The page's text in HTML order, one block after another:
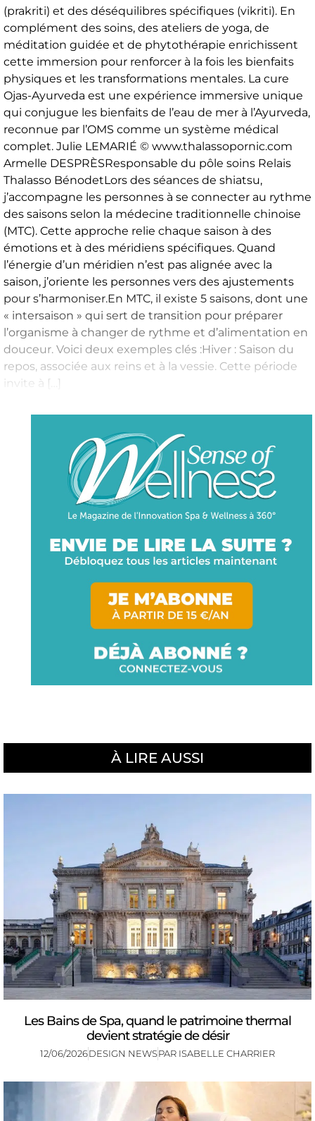
(prakriti) et des déséquilibres spécifiques (vikriti). En
complément des soins, des ateliers de yoga, de
méditation guidée et de phytothérapie enrichissent
cette immersion pour renforcer à la fois les bienfaits
physiques et les transformations mentales. La cure
Ojas-Ayurveda est une expérience immersive unique
qui conjugue les bienfaits de l’eau de mer à l’Ayurveda,
reconnue par l’OMS comme un système médical
complet. Julie LEMARIÉ © www.thalassopornic.com
Armelle DESPRÈSResponsable du pôle soins Relais
Thalasso BénodetLors des séances de shiatsu,
j’accompagne les personnes à se connecter au rythme
des saisons selon la médecine traditionnelle chinoise
(MTC). Cette approche relie chaque saison à des
émotions et à des méridiens spécifiques. Quand
l’énergie d’un méridien n’est pas alignée avec la
saison, j’oriente les personnes vers des ajustements
pour s’harmoniser.En MTC, il existe 5 saisons, dont une
« intersaison » qui sert de transition pour préparer
l’organisme à changer de rythme et d’alimentation en
douceur. Voici deux exemples clés :Hiver : Saison du
repos, associée aux reins et à la vessie. Cette période
invite à […]
À LIRE AUSSI
Les Bains de Spa, quand le patrimoine thermal
devient stratégie de désir
12/06/2026DESIGN NEWSPAR ISABELLE CHARRIER